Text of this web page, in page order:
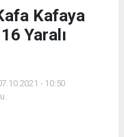
Kafaya
Yaralı
- 10:50